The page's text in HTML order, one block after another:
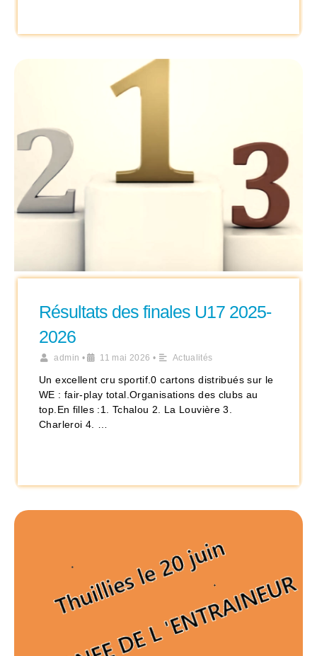
Résultats des finales U17 2025-
2026
admin • 11 mai 2026 • Actualités
Un excellent cru sportif.0 cartons distribués sur le
WE : fair-play total.Organisations des clubs au
top.En filles :1. Tchalou 2. La Louvière 3.
Charleroi 4. …